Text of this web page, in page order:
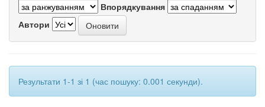
Впорядкування
Автори
Результати 1-1 зі 1 (час пошуку: 0.001 секунди).